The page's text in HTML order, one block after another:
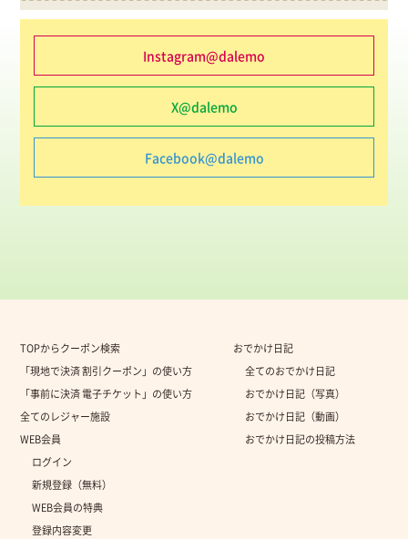
Instagram@dalemo
X@dalemo
Facebook@dalemo
TOPからクーポン検索
「現地で決済 割引クーポン」の使い方
「事前に決済 電子チケット」の使い方
全てのレジャー施設
WEB会員
ログイン
新規登録（無料）
WEB会員の特典
登録内容変更
おでかけ日記
全てのおでかけ日記
おでかけ日記（写真）
おでかけ日記（動画）
おでかけ日記の投稿方法